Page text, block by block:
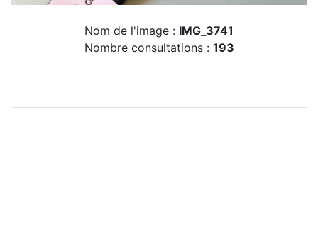
Nom de l'image : IMG_3741
Nombre consultations : 193